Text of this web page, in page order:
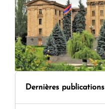
Dernières publications